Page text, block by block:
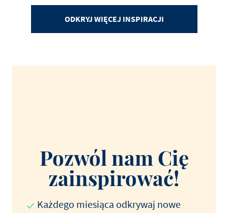
ODKRYJ WIĘCEJ INSPIRACJI
Pozwól nam Cię
zainspirować!
Każdego miesiąca odkrywaj nowe